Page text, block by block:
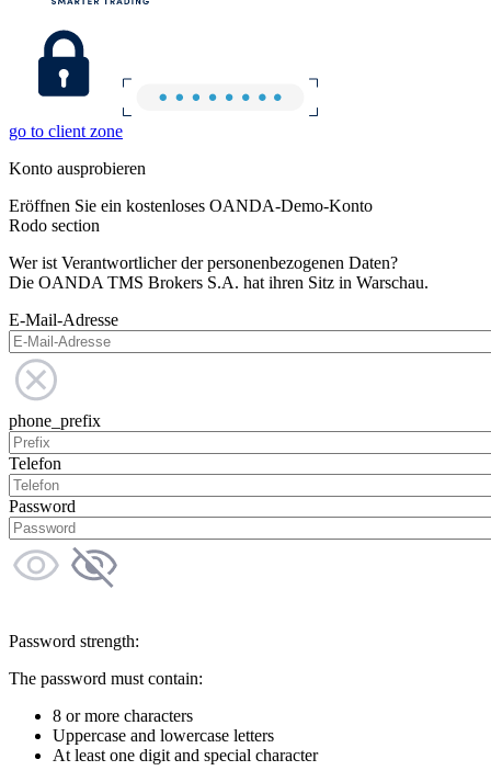
go to client zone
Konto ausprobieren
Eröffnen Sie ein kostenloses OANDA-Demo-Konto
Rodo section
Wer ist Verantwortlicher der personenbezogenen Daten?
Die OANDA TMS Brokers S.A. hat ihren Sitz in Warschau.
E-Mail-Adresse
phone_prefix
Telefon
Password
Password strength:
The password must contain:
8 or more characters
Uppercase and lowercase letters
At least one digit and special character